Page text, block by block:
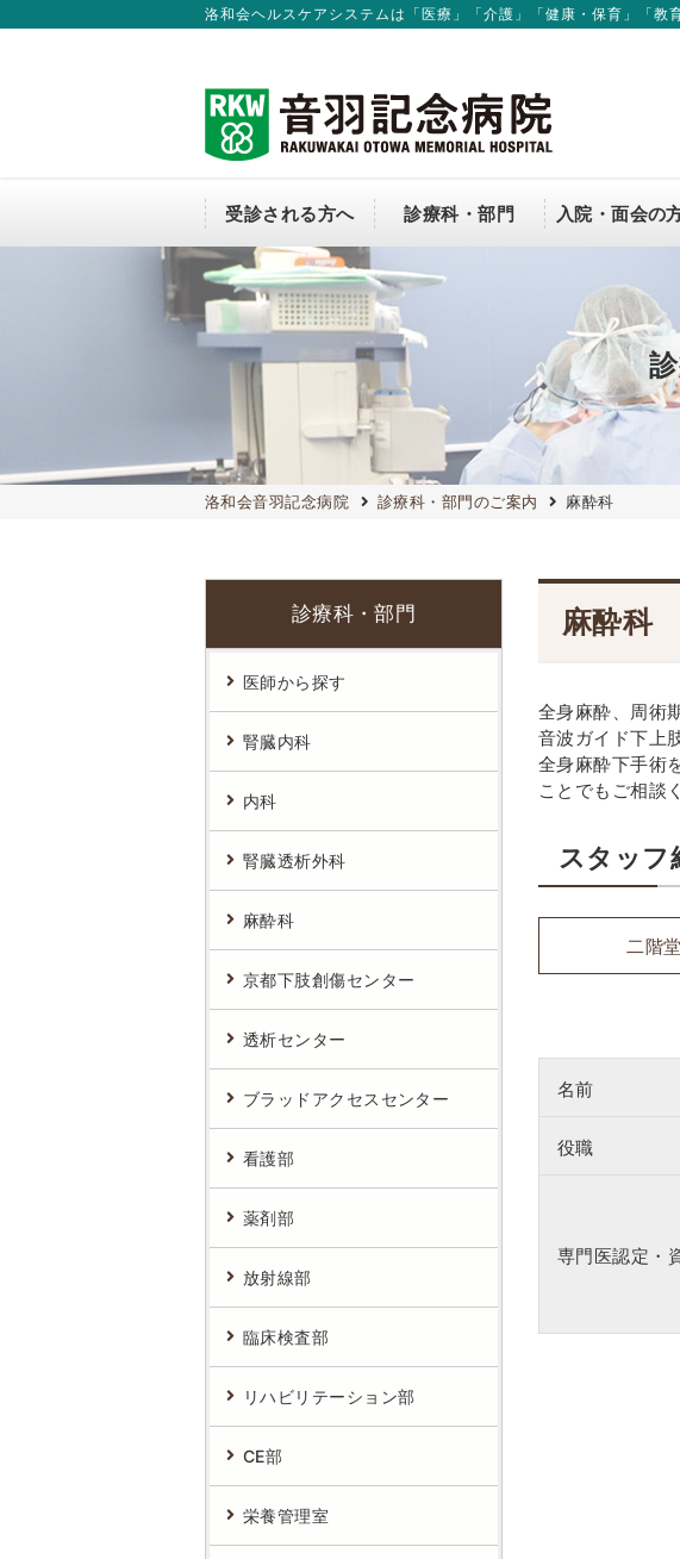
洛和会ヘルスケアシステムは「医療」「介護」「健康・保育」「教
受診される方へ
外来のご案内
診療科・部門
診療科 看
医師から探す
入院・面会の
入院のご案内 面
個室のご案内
会長からのごあいさつ
当院の方針について 病
医療従事者の負担軽減および処遇改善に
関する取組事項
治
コンビニ
連携窓口（地域連携課）
介護従事者の方へ
新卒採用
洛和会音羽記念病院 診療科・部門のご案内 麻酔科
麻酔科
全身麻酔、周術
音波ガイド下上
全身麻酔下手術
ことでもご相談
スタッフ
二階
名前
役職
専門医認定・
診療科・部門
医師から探す
腎臓内科
内科
腎臓透析外科
麻酔科
京都下肢創傷センター
透析センター
ブラッドアクセスセンター
看護部
薬剤部
放射線部
臨床検査部
リハビリテーション部
CE部
栄養管理室